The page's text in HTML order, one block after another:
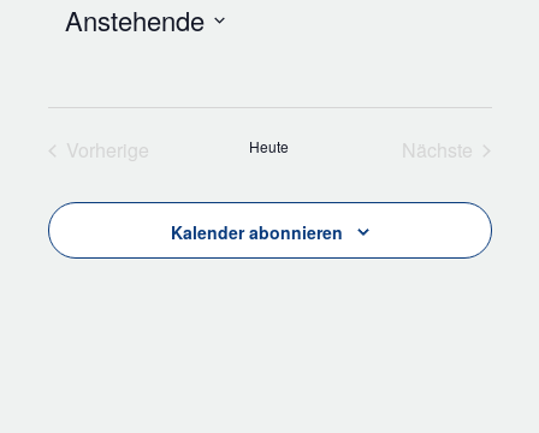
Anstehende
Vorherige
Heute
Nächste
Kalender abonnieren